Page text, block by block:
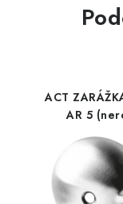
ACT
AR 5